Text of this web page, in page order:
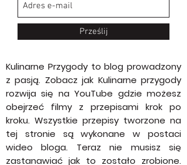
Subskrypcja
Bądź na bieżąco
Prześlij
Kulinarne Przygody to blog prowadzony
z pasją. Zobacz jak Kulinarne przygody
rozwija się na YouTube gdzie możesz
obejrzeć filmy z przepisami krok po